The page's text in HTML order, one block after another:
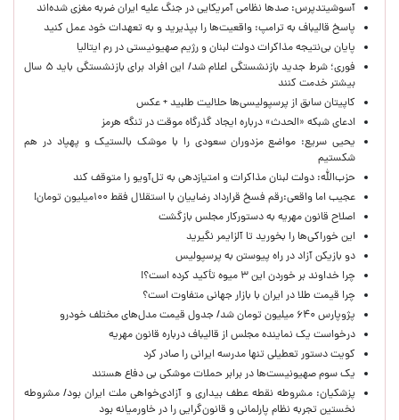
آسوشیتدپرس: صدها نظامی آمریکایی در جنگ علیه ایران ضربه مغزی شده‌اند
پاسخ قالیباف به ترامپ: واقعیت‌ها را بپذیرید و به تعهدات خود عمل کنید
پایان بی‌نتیجه مذاکرات دولت لبنان و رژیم صهیونیستی در رم ایتالیا
فوری؛ شرط جدید بازنشستگی اعلام شد/ این افراد برای بازنشستگی باید ۵ سال
بیشتر خدمت کنند
کاپیتان سابق از پرسپولیسی‌ها حلالیت طلبید + عکس
ادعای شبکه «الحدث» درباره ایجاد گذرگاه موقت در تنگه هرمز
یحیی سریع: مواضع مزدوران سعودی را با موشک بالستیک و پهپاد در هم
شکستیم
حزب‌الله: دولت لبنان مذاکرات و امتیازدهی به تل‌آویو را متوقف کند
عجیب اما واقعی:رقم فسخ قرارداد رضاییان با استقلال فقط ۱۰۰میلیون تومان!
اصلاح قانون مهریه به دستورکار مجلس بازگشت
این خوراکی‌ها را بخورید تا آلزایمر نگیرید
دو بازیکن آزاد در راه پیوستن به پرسپولیس
چرا خداوند بر خوردن این ۳ میوه تأکید کرده است؟!
چرا قیمت طلا در ایران با بازار جهانی متفاوت است؟
پژوپارس ۶۴۰ میلیون تومان شد/ جدول قیمت مدل‌های مختلف خودرو
درخواست یک نماینده مجلس از قالیباف درباره قانون مهریه
کویت دستور تعطیلی تنها مدرسه ایرانی را صادر کرد
یک‌ سوم صهیونیست‌ها در برابر حملات موشکی بی دفاع هستند
پزشکیان: مشروطه نقطه عطف بیداری و آزادی‌خواهی ملت ایران بود/ مشروطه
نخستین تجربه نظام پارلمانی و قانون‌گرایی را در خاورمیانه بود